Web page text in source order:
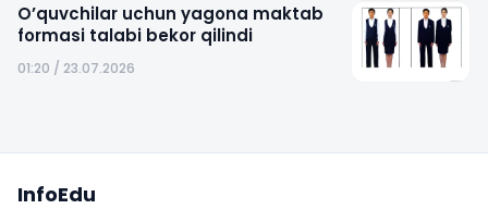
O’quvchilar uchun yagona maktab
formasi talabi bekor qilindi
01:20 / 23.07.2026
InfoEdu